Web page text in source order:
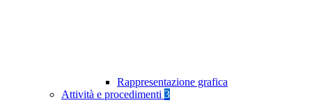
Rappresentazione grafica
Attività e procedimenti 3